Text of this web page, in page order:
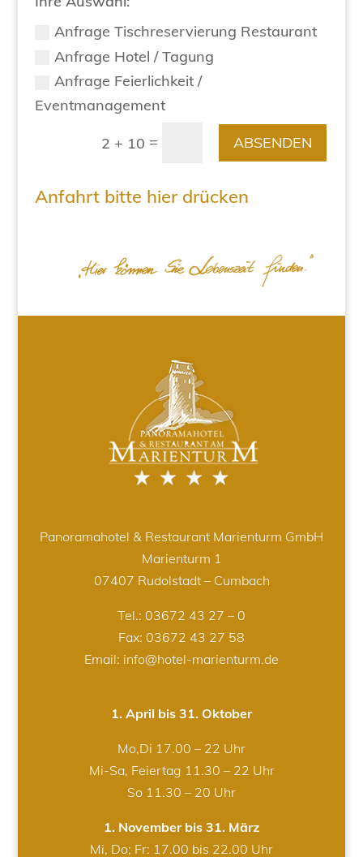
Anfrage Tischreservierung Restaurant
Anfrage Hotel / Tagung
Anfrage Feierlichkeit /
Eventmanagement
2 + 10 = ABSENDEN
Anfahrt bitte hier drücken
Panoramahotel & Restaurant Marienturm GmbH
Marienturm 1
07407 Rudolstadt – Cumbach
Tel.: 03672 43 27 – 0
Fax: 03672 43 27 58
Email: info@hotel-marienturm.de
1. April bis 31. Oktober
Mo,Di 17.00 – 22 Uhr
Mi-Sa, Feiertag 11.30 – 22 Uhr
So 11.30 – 20 Uhr
1. November bis 31. März
Mi, Do; Fr: 17.00 bis 22.00 Uhr